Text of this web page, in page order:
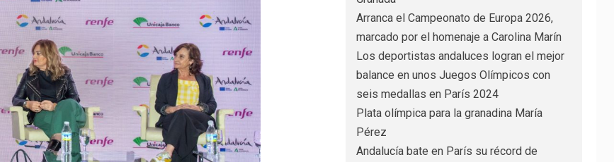
Arranca el Campeonato de Europa 2026,
marcado por el homenaje a Carolina Marín
Los deportistas andaluces logran el mejor
balance en unos Juegos Olímpicos con
seis medallas en París 2024
Plata olímpica para la granadina María
Pérez
Andalucía bate en París su récord de